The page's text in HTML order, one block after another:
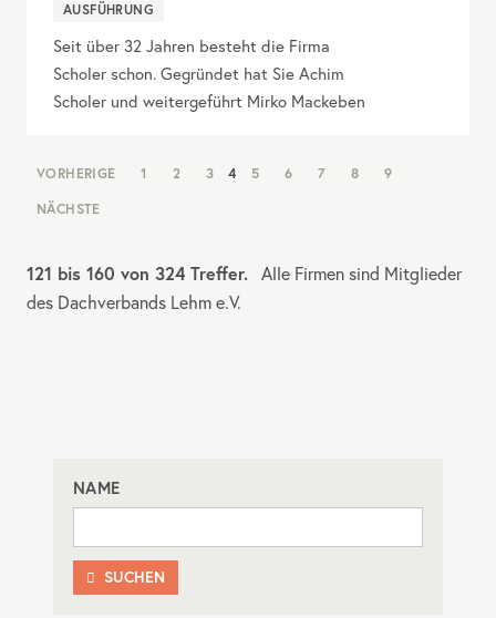
AUSFÜHRUNG
Seit über 32 Jahren besteht die Firma
Scholer schon. Gegründet hat Sie Achim
Scholer und weitergeführt Mirko Mackeben
NAV:
VORHERIGE 1 2 3 4 5 6 7 8
9
NÄCHSTE
121 bis 160 von 324 Treffer. Alle Firmen sind Mitglieder
des Dachverbands Lehm e.V.
NAME
 SUCHEN